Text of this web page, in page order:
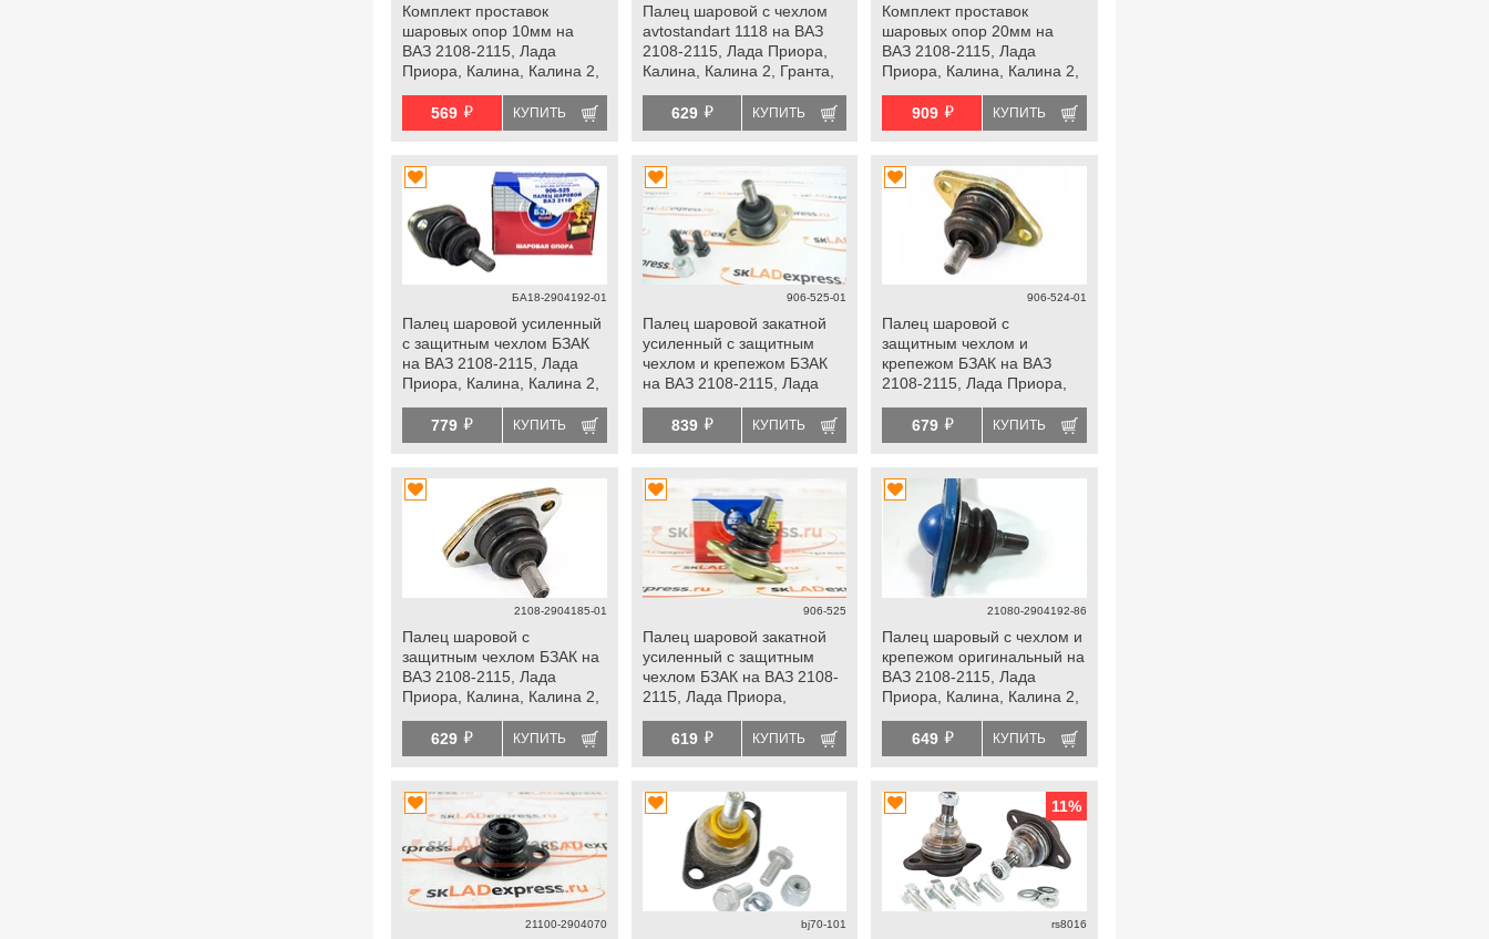
Комплект проставок
шаровых опор 10мм на
ВАЗ 2108-2115, Лада
Приора, Калина, Калина 2,
datsun
569 й КУПИТЬ
Палец шаровой с чехлом
avtostandart 1118 на ВАЗ
2108-2115, Лада Приора,
Калина, Калина 2, Гранта,
629 й КУПИТЬ
Комплект проставок
шаровых опор 20мм на
ВАЗ 2108-2115, Лада
Приора, Калина, Калина 2,
datsun
909 й КУПИТЬ
БА18-2904192-01
Палец шаровой усиленный
с защитным чехлом БЗАК
на ВАЗ 2108-2115, Лада
Приора, Калина, Калина 2,
Гранта, Гранта fl, Ока,
datsun
779 й КУПИТЬ
906-525-01
Палец шаровой закатной
усиленный с защитным
чехлом и крепежом БЗАК
на ВАЗ 2108-2115, Лада
Приора, Калина, Калина 2,
Гранта, Гранта fl, Ока,
datsun
839 й КУПИТЬ
906-524-01
Палец шаровой с
защитным чехлом и
крепежом БЗАК на ВАЗ
2108-2115, Лада Приора,
Калина, Калина 2, Гранта,
Гранта fl, Ока, datsun
679 й КУПИТЬ
2108-2904185-01
Палец шаровой с
защитным чехлом БЗАК на
ВАЗ 2108-2115, Лада
Приора, Калина, Калина 2,
datsun
629 й КУПИТЬ
906-525
Палец шаровой закатной
усиленный с защитным
чехлом БЗАК на ВАЗ 2108-
2115, Лада Приора,
Гранта fl, Ока, datsun
619 й КУПИТЬ
21080-2904192-86
Палец шаровый с чехлом и
крепежом оригинальный на
ВАЗ 2108-2115, Лада
Приора, Калина, Калина 2,
datsun
649 й КУПИТЬ
21100-2904070 bj70-101
11%
rs8016